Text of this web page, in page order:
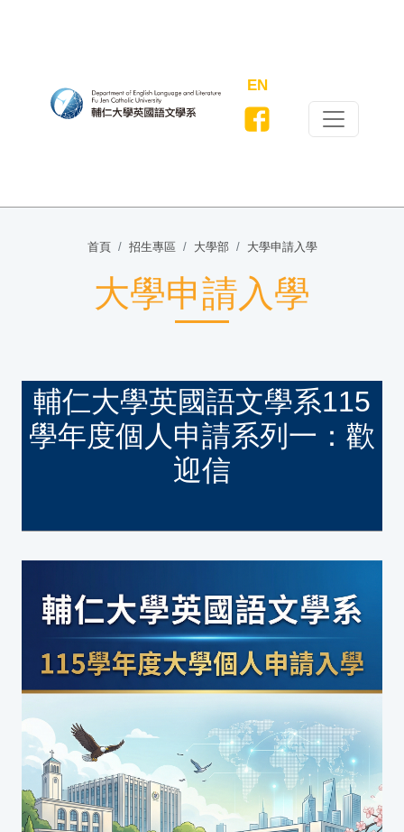
EN
首頁 招生專區 大學部 大學申請入學
大學申請入學
輔仁大學英國語文學系115
學年度個人申請系列一：歡
迎信